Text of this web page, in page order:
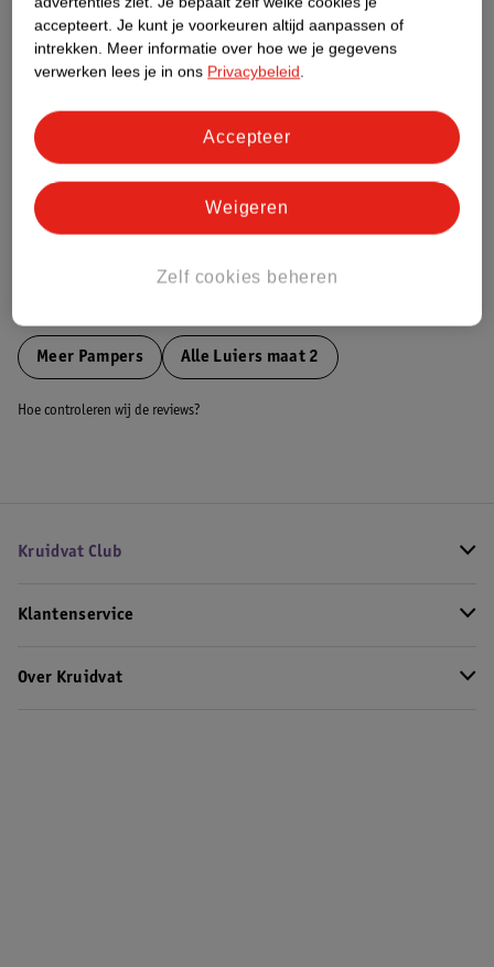
Nature Impact Score
Impact Score.
Meer informatie
Bestel & Bezorginformatie
Meer Pampers Alle Luiers maat 2
Hoe controleren wij de reviews?
Kruidvat Club
Klantenservice
Over Kruidvat
accepteert. Je kunt je voorkeuren altijd aanpassen of
intrekken. Meer informatie over hoe we je gegevens
verwerken lees je in ons Privacybeleid.
Zelf cookies beheren
Weigeren
Accepteer